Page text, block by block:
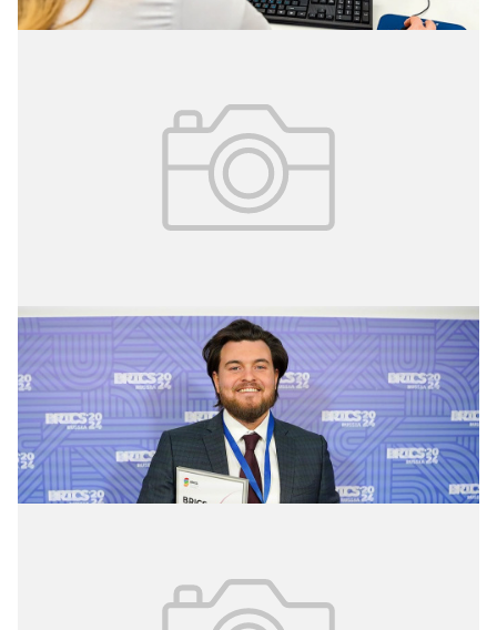
28.10.2024 № 41(340)
Достижения компьютерного зрения
Два цифровых проекта Москвы получили
международную премию BRICS Solutions Awards.